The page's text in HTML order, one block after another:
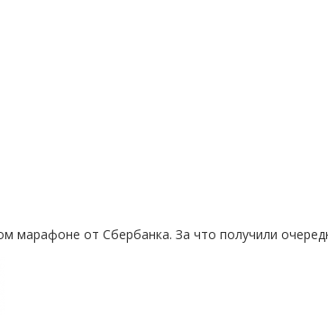
марафоне от Сбербанка. За что получили